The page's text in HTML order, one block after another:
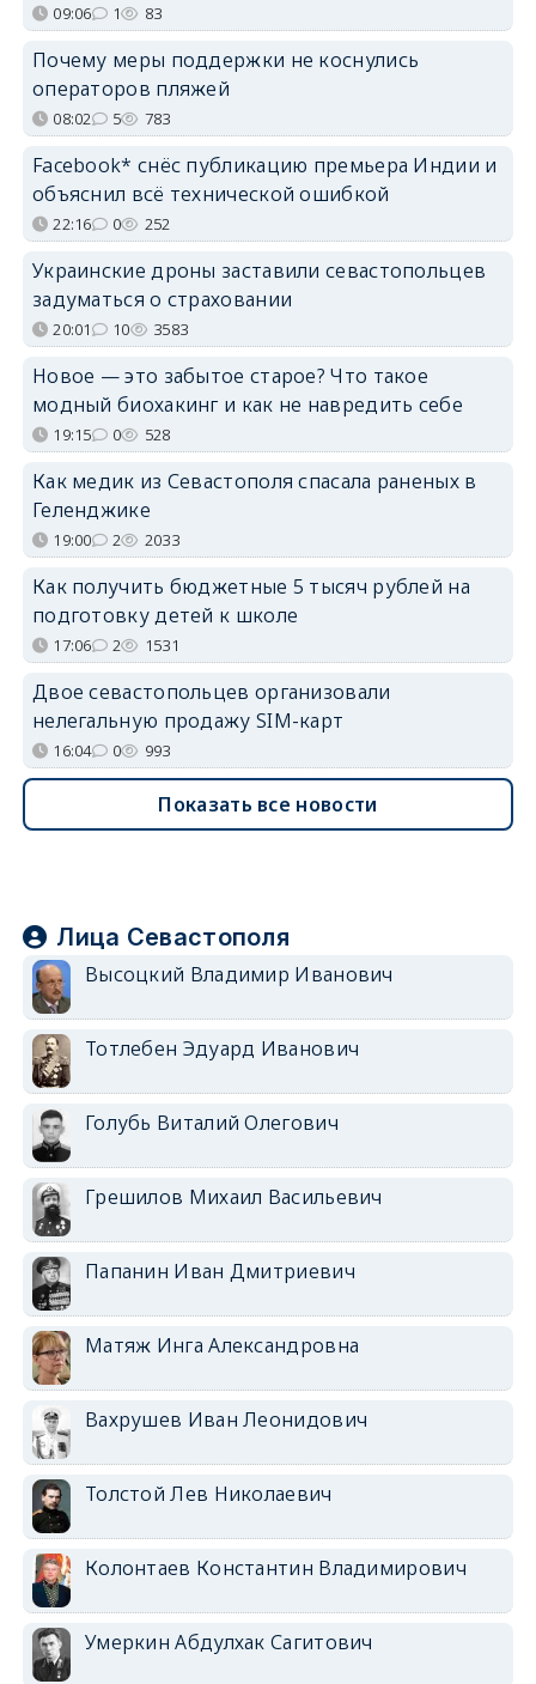
09:06 1 83
Почему меры поддержки не коснулись
операторов пляжей
08:02 5 783
Facebook* снёс публикацию премьера Индии и
объяснил всё технической ошибкой
22:16 0 252
Украинские дроны заставили севастопольцев
задуматься о страховании
20:01 10 3583
Новое — это забытое старое? Что такое
модный биохакинг и как не навредить себе
19:15 0 528
Как медик из Севастополя спасала раненых в
Геленджике
19:00 2 2033
Как получить бюджетные 5 тысяч рублей на
подготовку детей к школе
17:06 2 1531
Двое севастопольцев организовали
нелегальную продажу SIM-карт
16:04 0 993
Показать все новости
Лица Севастополя
Высоцкий Владимир Иванович
Тотлебен Эдуард Иванович
Голубь Виталий Олегович
Грешилов Михаил Васильевич
Папанин Иван Дмитриевич
Матяж Инга Александровна
Вахрушев Иван Леонидович
Толстой Лев Николаевич
Колонтаев Константин Владимирович
Умеркин Абдулхак Сагитович